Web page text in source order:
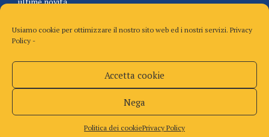
Usiamo cookie per ottimizzare il nostro sito web ed i nostri servizi. Privacy
Policy -
Accetta cookie
Nega
Politica dei cookiePrivacy Policy
Copyright A.P.S.P. – Tutti i diritti riservati
Organigramma
Politica dei cookie (UE)
Privacy Policy